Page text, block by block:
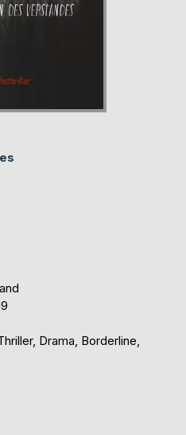
Drama, Borderline,